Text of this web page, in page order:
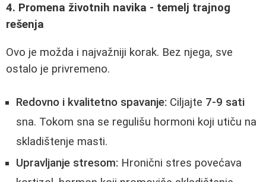
4. Promena životnih navika - temelj trajnog
rešenja
Ovo je možda i najvažniji korak. Bez njega, sve
ostalo je privremeno.
Redovno i kvalitetno spavanje: Ciljajte 7-9 sati
sna. Tokom sna se regulišu hormoni koji utiču na
skladištenje masti.
Upravljanje stresom: Hronični stres povećava